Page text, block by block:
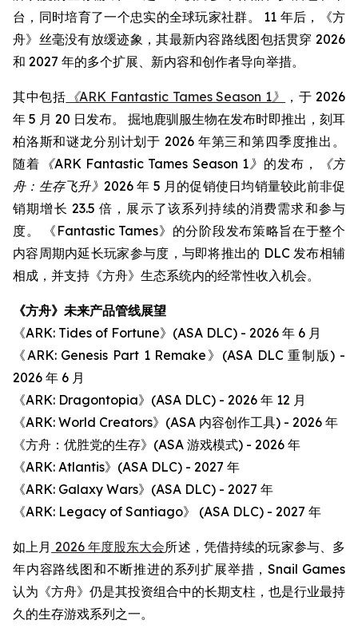
台，同时培育了一个忠实的全球玩家社群。 11 年后，《方
舟》丝毫没有放缓迹象，其最新内容路线图包括贯穿 2026
和 2027 年的多个扩展、新内容和创作者导向举措。
其中包括 《ARK Fantastic Tames Season 1》
，于 2026
年 5 月 20 日发布。 掘地鹿驯服生物在发布时即推出，刻耳
柏洛斯和谜龙分别计划于 2026 年第三和第四季度推出。
随着 《ARK Fantastic Tames Season 1》 的发布，
《方
舟：生存飞升》 2026 年 5 月的促销使日均销量较此前非促
销期增长 23.5 倍，展示了该系列持续的消费需求和参与
度。 《Fantastic Tames》的分阶段发布策略旨在于整个
内容周期内延长玩家参与度，与即将推出的 DLC 发布相辅
相成，并支持《方舟》生态系统内的经常性收入机会。
《方舟》未来产品管线展望
《ARK: Tides of Fortune》(ASA DLC) - 2026 年 6 月
《ARK: Genesis Part 1 Remake》(ASA DLC 重制版) -
2026 年 6 月
《ARK: Dragontopia》(ASA DLC) - 2026 年 12 月
《ARK: World Creators》(ASA 内容创作工具) - 2026 年
《方舟：优胜党的生存》(ASA 游戏模式) - 2026 年
《ARK: Atlantis》(ASA DLC) - 2027 年
《ARK: Galaxy Wars》(ASA DLC) - 2027 年
《ARK: Legacy of Santiago》 (ASA DLC) - 2027 年
如上月 2026 年度股东大会所述，凭借持续的玩家参与、多
年内容路线图和不断推进的系列扩展举措，Snail Games
认为《方舟》仍是其投资组合中的长期支柱，也是行业最持
久的生存游戏系列之一。